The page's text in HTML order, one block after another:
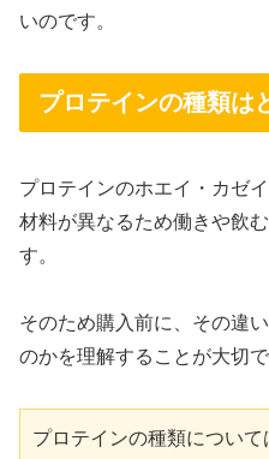
いのです。
プロテインの種類は
プロテインのホエイ・カゼ
材料が異なるため働きや飲
す。
そのため購入前に、その違
のかを理解することが大切で
プロテインの種類につい